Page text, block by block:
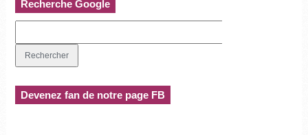
Recherche Google
Devenez fan de notre page FB